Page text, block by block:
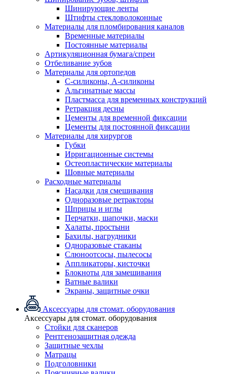
Шинирующие ленты
Штифты стекловолоконные
Материалы для пломбирования каналов
Временные материалы
Постоянные материалы
Артикуляционная бумага/спреи
Отбеливание зубов
Материалы для ортопедов
C-силиконы, А-силиконы
Альгинатные массы
Пластмасса для временных конструкций
Ретракция десны
Цементы для временной фиксации
Цементы для постоянной фиксации
Материалы для хирургов
Губки
Ирригационные системы
Остеопластические материалы
Шовные материалы
Расходные материалы
Насадки для смешивания
Одноразовые ретракторы
Шприцы и иглы
Перчатки, шапочки, маски
Халаты, простыни
Бахилы, нагрудники
Одноразовые стаканы
Слюноотсосы, пылесосы
Аппликаторы, кисточки
Блокноты для замешивания
Ватные валики
Экраны, защитные очки
Аксессуары для стомат. оборудования
Аксессуары для стомат. оборудования
Стойки для сканеров
Рентгенозащитная одежда
Защитные чехлы
Матрацы
Подголовники